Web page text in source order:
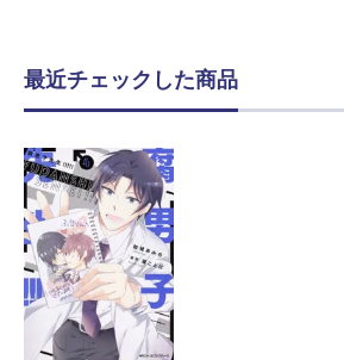
最近チェックした商品